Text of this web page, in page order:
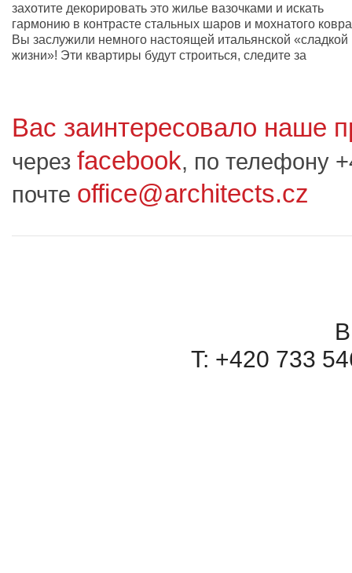
захотите декорировать это жилье вазочками и искать
гармонию в контрасте стальных шаров и мохнатого
Вы заслужили немного настоящей итальянской «сладкой
жизни»! Эти квартиры будут строиться, следите за
Вас заинтересовало наше
через facebook, по телефону
почте office@architects.cz
T: +420 733